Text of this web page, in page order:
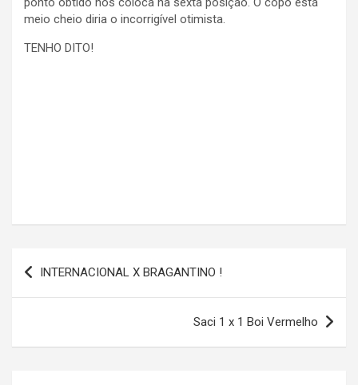
meio cheio diria o incorrigível otimista.
TENHO DITO!
Navegação
de
INTERNACIONAL X BRAGANTINO !
Saci 1 x 1 Boi Vermelho